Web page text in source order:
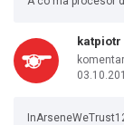
katpiotr